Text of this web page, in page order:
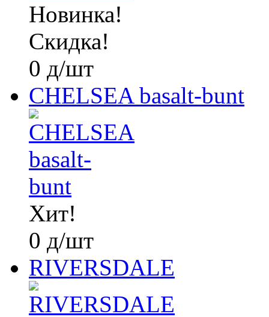
Новинка!
Скидка!
0 д/шт
CHELSEA basalt-bunt
Хит!
0 д/шт
RIVERSDALE